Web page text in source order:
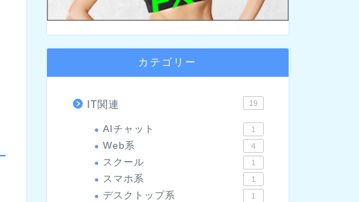
カテゴリー
IT関連 19
AIチャット 1
Web系 4
スクール 1
スマホ系 1
デスクトップ系 1